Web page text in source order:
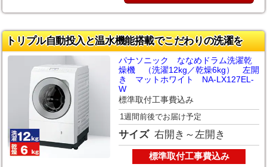
トリプル自動投入と温水機能搭載でこだわりの洗濯を
パナソニック ななめドラム洗濯乾
燥機 （洗濯12kg／乾燥6kg） 左開
き マットホワイト NA-LX127EL-
W
標準取付工事費込み
1週間前後でお届け予定
サイズ 右開き～左開き
標準取付工事費込み